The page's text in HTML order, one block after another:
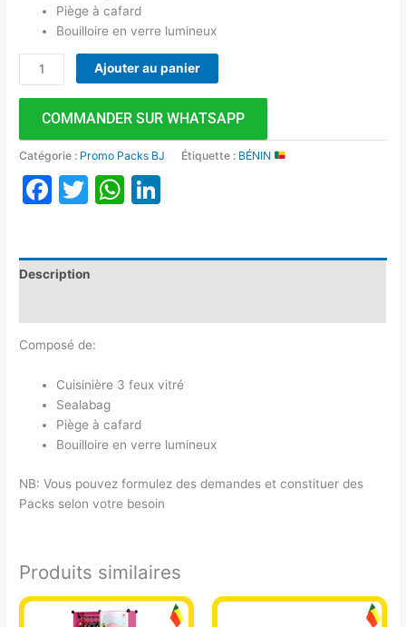
Piège à cafard
Bouilloire en verre lumineux
Ajouter au panier
COMMANDER SUR WHATSAPP
Catégorie : Promo Packs BJ Étiquette : BÉNIN
Facebook
TwitterWhatsApp
Description
Composé de:
Cuisinière 3 feux vitré
Sealabag
Piège à cafard
Bouilloire en verre lumineux
NB: Vous pouvez formulez des demandes et constituer des
Packs selon votre besoin
Produits similaires
Ce